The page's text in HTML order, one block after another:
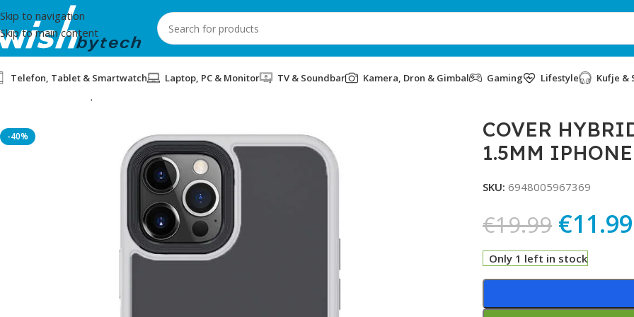
Skip to navigation
Skip to main content
Telefon, Tablet & Smartwatch Laptop, PC & Monitor TV & Soundbar Kamera, Dron & Gimbal Gaming Lifestyle Kufje &
-40%
COVER
1.5MM
SKU: 6948005967369
€19.99 €11.99
Only 1 left in stock